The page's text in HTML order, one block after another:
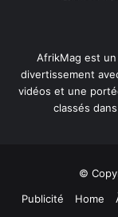
AfrikMag est un
divertissement
vidéos et une
classés
©
Publicité
Home